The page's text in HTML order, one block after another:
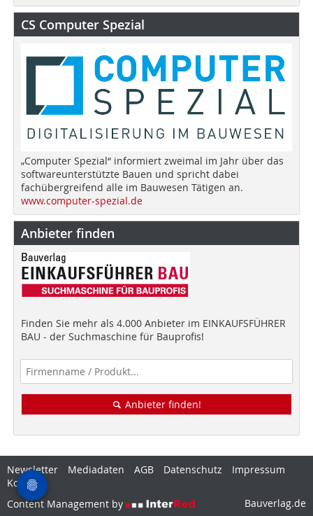
CS Computer Spezial
„Computer Spezial“ informiert zweimal im Jahr über das
softwareunterstützte Bauen und spricht dabei
fachübergreifend alle im Bauwesen Tätigen an.
www.computer-spezial.de
Anbieter finden
Finden Sie mehr als 4.000 Anbieter im EINKAUFSFÜHRER
BAU - der Suchmaschine für Bauprofis!
Anbieter finden!
Newsletter Mediadaten AGB Datenschutz
Impressum
Kontakt
Content Management by
Bauverlag.de